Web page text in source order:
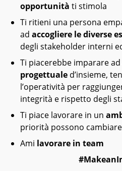
opportunità ti stimola
Ti ritieni una persona
ad accogliere le diverse
degli stakeholder interni
Ti piacerebbe imparare
progettuale d’insieme,
l’operatività per
integrità e rispetto degli
Ti piace lavorare in un
priorità possono
Ami lavorare in team